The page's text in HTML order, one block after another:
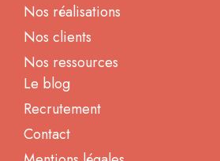
Nos réalisations
Nos clients
Nos ressources
Le blog
Recrutement
Contact